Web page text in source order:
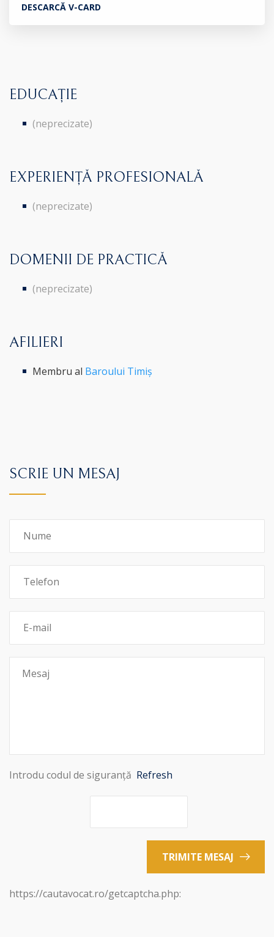
DESCARCĂ V-CARD
EDUCAȚIE
(neprecizate)
EXPERIENȚĂ PROFESIONALĂ
(neprecizate)
DOMENII DE PRACTICĂ
(neprecizate)
AFILIERI
Membru al Baroului Timiș
SCRIE UN MESAJ
Introdu codul de siguranță Refresh
TRIMITE MESAJ
https://cautavocat.ro/getcaptcha.php: